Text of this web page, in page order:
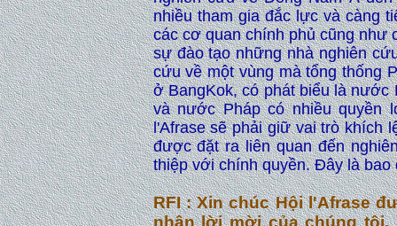
nhiều tham gia đắc lực và càng
các cơ quan chính phủ cũng như
sự đào tạo những nhà nghiên
cứu về một vùng mà tổng thống
ở BangKok, có phát biểu là nước
và nước Pháp có nhiều quyền
l'Afrase sẽ phải giữ vai trò khích
được đặt ra liên quan đến
thiệp với chính quyền. Đây là bao
RFI : Xin chúc Hội l'Afrase
nhận lời mời của chúng